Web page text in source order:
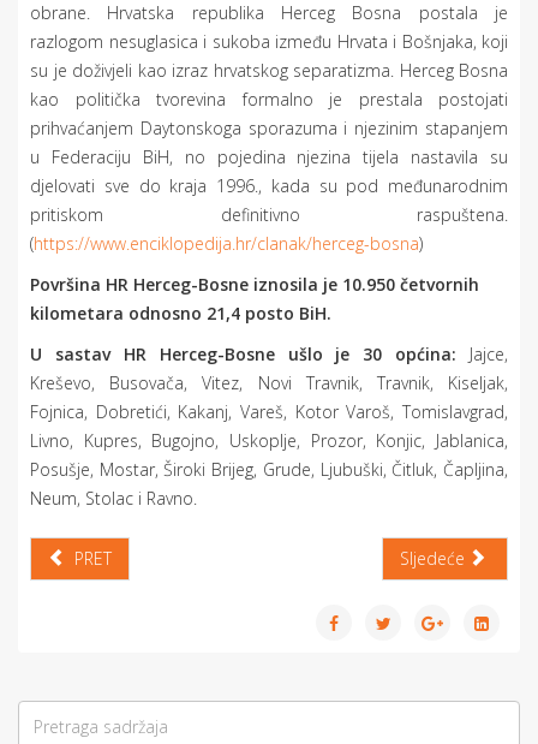
obrane. Hrvatska republika Herceg Bosna postala je
razlogom nesuglasica i sukoba između Hrvata i Bošnjaka, koji
su je doživjeli kao izraz hrvatskog separatizma. Herceg Bosna
kao politička tvorevina formalno je prestala postojati
prihvaćanjem Daytonskoga sporazuma i njezinim stapanjem
u Federaciju BiH, no pojedina njezina tijela nastavila su
djelovati sve do kraja 1996., kada su pod međunarodnim
pritiskom definitivno raspuštena.
(https://www.enciklopedija.hr/clanak/herceg-bosna)
Površina HR Herceg-Bosne iznosila je 10.950 četvornih
kilometara odnosno 21,4 posto BiH.
U sastav HR Herceg-Bosne ušlo je 30 općina: Jajce,
Kreševo, Busovača, Vitez, Novi Travnik, Travnik, Kiseljak,
Fojnica, Dobretići, Kakanj, Vareš, Kotor Varoš, Tomislavgrad,
Livno, Kupres, Bugojno, Uskoplje, Prozor, Konjic, Jablanica,
Posušje, Mostar, Široki Brijeg, Grude, Ljubuški, Čitluk, Čapljina,
Neum, Stolac i Ravno.
PRET Sljedeće